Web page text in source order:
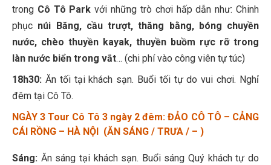
trong Cô Tô Park với những trò chơi hấp dẫn như: Chinh
phục núi Băng, cầu trượt, thăng bằng, bóng chuyền
nước, chèo thuyền kayak, thuyền buồm rực rỡ trong
làn nước biển trong vắt… (chi phí vào công viên tự túc)
18h30: Ăn tối tại khách sạn. Buổi tối tự do vui chơi. Nghỉ
đêm tại Cô Tô.
NGÀY 3 Tour Cô Tô 3 ngày 2 đêm: ĐẢO CÔ TÔ – CẢNG
CÁI RỒNG – HÀ NỘI (ĂN SÁNG / TRƯA / – )
Sáng: Ăn sáng tại khách sạn. Buổi sáng Quý khách tự do